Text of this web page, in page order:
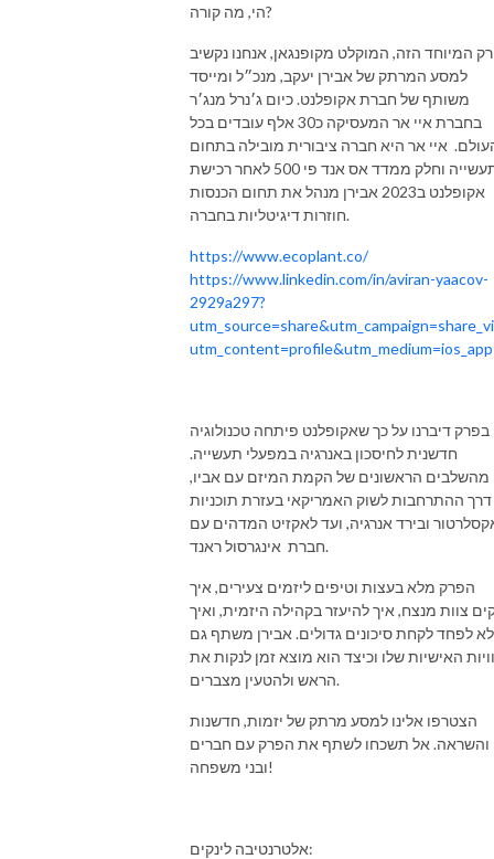
https://www.facebook.com/groups/522418525225810
הי, מה קורה?
המיוחד הזה, המוקלט מקופנגאן, אנחנו נקשיב
למסע המרתק של אבירן יעקב, מנכ״ל ומייסד
משותף של חברת אקופלנט. כיום ג׳נרל מנג׳ר
בחברת איי אר המעסיקה כ30 אלף עובדים בכל
איי אר היא חברה ציבורית מובילה בתחום
התעשייה וחלק ממדד אס אנד פי 500 לאחר רכישת
אקופלנט ב2023 אבירן מנהל את תחום הכנסות
חוזרות דיגיטליות בחברה.
https://www.ecoplant.co/
https://www.linkedin.com/in/aviran-yaacov-
2929a297?
בפרק דיברנו על כך שאקופלנט פיתחה טכנולוגיה
חדשנית לחיסכון באנרגיה במפעלי תעשייה.
מהשלבים הראשונים של הקמת המיזם עם אביו,
דרך ההתרחבות לשוק האמריקאי בעזרת תוכניות
ובירד אנרגיה, ועד לאקזיט המדהים עם
חברת אינגרסול ראנד.
הפרק מלא בעצות וטיפים ליזמים צעירים, איך
צוות מנצח, איך להיעזר בקהילה היזמית, ואיך
לא לפחד לקחת סיכונים גדולים. אבירן משתף גם
האישיות שלו וכיצד הוא מוצא זמן לנקות את
הראש ולהטעין מצברים.
הצטרפו אלינו למסע מרתק של יזמות, חדשנות
והשראה. אל תשכחו לשתף את הפרק עם חברים
ובני משפחה!
אלטרנטיבה לינקים: